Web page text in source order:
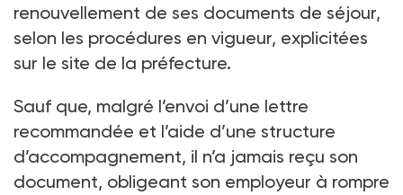
renouvellement de ses documents de séjour,
selon les procédures en vigueur, explicitées
sur le site de la préfecture.
Sauf que, malgré l’envoi d’une lettre
recommandée et l’aide d’une structure
d’accompagnement, il n’a jamais reçu son
document, obligeant son employeur à rompre